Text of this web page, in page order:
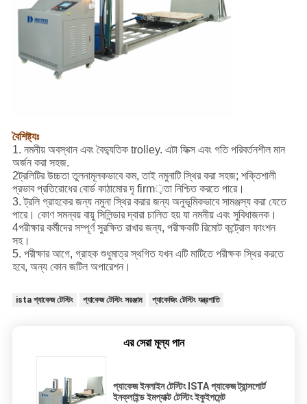
বৈশিষ্ট্যঃ
1. নমনীয় অবস্থান এবং বৈদ্যুতিক trolley. এটা ফিক্স এবং গতি পরিবর্তনশীল মান
অর্জন করা সহজ.
2ট্রলিটির উচ্চতা তুলনামূলকভাবে কম, তাই নমুনাটি স্থির করা সহজ; শক্তিশালী
প্রভাব প্রতিরোধের বোর্ড কাঠামোর দৃ firm়তা নিশ্চিত করতে পারে।
3. ট্রলি গ্রাহকের জন্য নমুনা স্থির করার জন্য অনুভূমিকভাবে সামঞ্জস্য করা যেতে
পারে। কোণ সমন্বয় বায়ু সিলিন্ডার দ্বারা চালিত হয় যা নমনীয় এবং সুবিধাজনক।
4পরীক্ষার কর্মীদের সম্পূর্ণ সুরক্ষিত রাখার জন্য, পরীক্ষকটি রিমোট কন্ট্রোল ফাংশন
সহ।
5. পরীক্ষার আগে, গ্রাহক শুধুমাত্র স্থগিত যখন এটি মাটিতে পরীক্ষক স্থির করতে
হবে, অন্য কোন জটিল অপারেশন।
ista প্যাকেজ টেস্টিং প্যাকেজ টেস্টিং সরঞ্জাম প্যাকেজিং টেস্টিং যন্ত্রপাতি
এর সেরা মূল্য পান
প্যাকেজ ইনলাইন টেস্টিং ISTA প্যাকেজ ট্রান্সপোর্ট
ইনক্লাইন্ড ইমপ্যাক্ট টেস্টিং ইকুইপমেন্ট